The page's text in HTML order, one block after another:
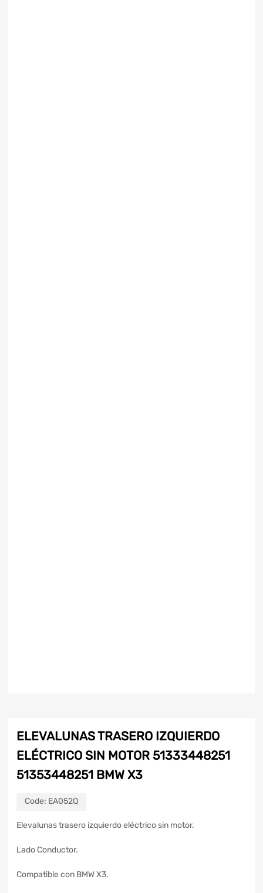
ELEVALUNAS TRASERO IZQUIERDO
ELÉCTRICO SIN MOTOR 51333448251
51353448251 BMW X3
Code: EA052Q
Elevalunas trasero izquierdo eléctrico sin motor.
Lado Conductor.
Compatible con BMW X3.